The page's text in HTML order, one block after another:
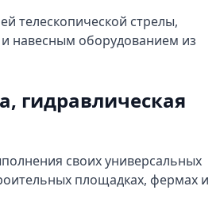
телескопической стрелы,
навесным оборудованием из
гидравлическая
своих универсальных
площадках, фермах и